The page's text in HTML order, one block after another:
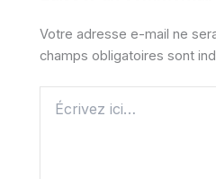
Votre adresse e-mail ne
champs obligatoires sont
ici…